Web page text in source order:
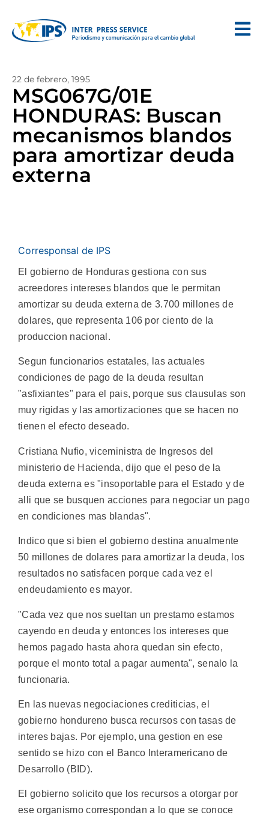
22 de febrero, 1995
MSG067G/01E
HONDURAS: Buscan
mecanismos blandos
para amortizar deuda
externa
Corresponsal de IPS
El gobierno de Honduras gestiona con sus
acreedores intereses blandos que le permitan
amortizar su deuda externa de 3.700 millones de
dolares, que representa 106 por ciento de la
produccion nacional.
Segun funcionarios estatales, las actuales
condiciones de pago de la deuda resultan
"asfixiantes" para el pais, porque sus clausulas son
muy rigidas y las amortizaciones que se hacen no
tienen el efecto deseado.
Cristiana Nufio, viceministra de Ingresos del
ministerio de Hacienda, dijo que el peso de la
deuda externa es "insoportable para el Estado y de
alli que se busquen acciones para negociar un pago
en condiciones mas blandas".
Indico que si bien el gobierno destina anualmente
50 millones de dolares para amortizar la deuda, los
resultados no satisfacen porque cada vez el
endeudamiento es mayor.
"Cada vez que nos sueltan un prestamo estamos
cayendo en deuda y entonces los intereses que
hemos pagado hasta ahora quedan sin efecto,
porque el monto total a pagar aumenta", senalo la
funcionaria.
En las nuevas negociaciones crediticias, el
gobierno hondureno busca recursos con tasas de
interes bajas. Por ejemplo, una gestion en ese
sentido se hizo con el Banco Interamericano de
Desarrollo (BID).
El gobierno solicito que los recursos a otorgar por
ese organismo correspondan a lo que se conoce